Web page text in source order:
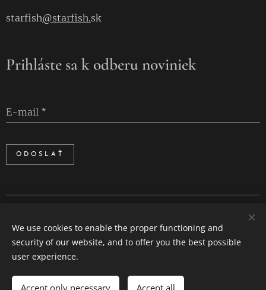
ADD TO CART
starfish@starfish.sk
Prihláste sa k odberu noviniek
E-mail
ODOSLAŤ
Languages
English
We use cookies to enable the proper functioning and
security of our website, and to offer you the best possible
user experience.
Accept only necessary Accept all